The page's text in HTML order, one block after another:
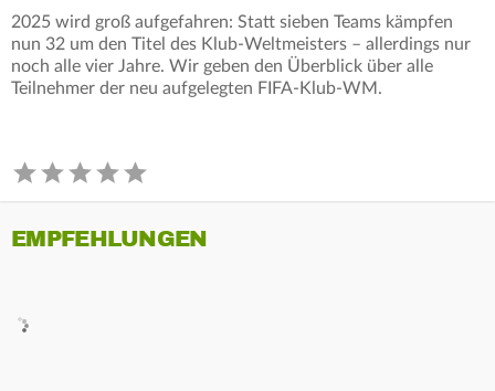
2025 wird groß aufgefahren: Statt sieben Teams kämpfen
nun 32 um den Titel des Klub-Weltmeisters – allerdings nur
noch alle vier Jahre. Wir geben den Überblick über alle
Teilnehmer der neu aufgelegten FIFA-Klub-WM.
EMPFEHLUNGEN